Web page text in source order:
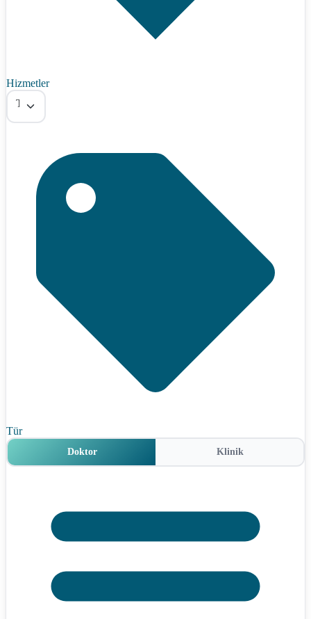
Hizmetler
Tümü
Tür
Doktor Klinik